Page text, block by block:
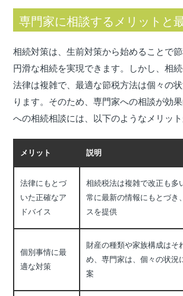
専門家に相談するメリットと
相続対策は、生前対策から始めることで節
円滑な相続を実現できます。しかし、相
法律は複雑で、最適な節税方法は個々の
ります。そのため、専門家への相談が効
への相続相談には、以下のようなメリット
メリット 説明
法律にもとづ
いた正確なア
ドバイス
相続税法は複雑で改正も多
常に最新の情報にもとづき
スを提供
個別事情に最
適な対策
財産の種類や家族構成はそ
め、専門家は、個々の状況
案